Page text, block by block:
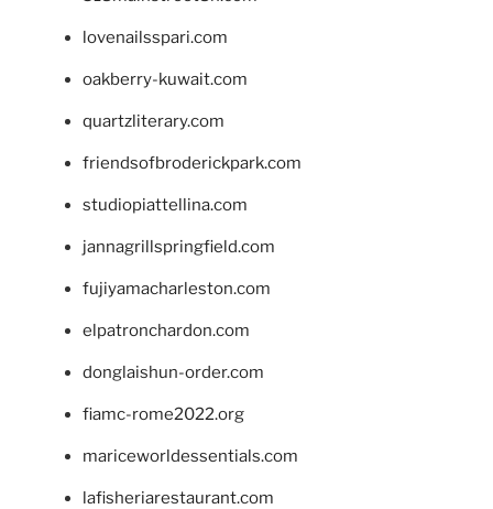
lovenailsspari.com
oakberry-kuwait.com
quartzliterary.com
friendsofbroderickpark.com
studiopiattellina.com
jannagrillspringfield.com
fujiyamacharleston.com
elpatronchardon.com
donglaishun-order.com
fiamc-rome2022.org
mariceworldessentials.com
lafisheriarestaurant.com